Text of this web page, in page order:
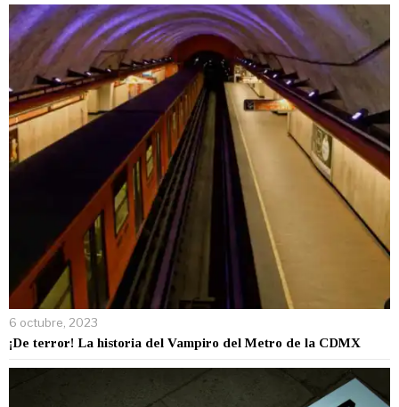
6 octubre, 2023
¡De terror! La historia del Vampiro del Metro de la CDMX